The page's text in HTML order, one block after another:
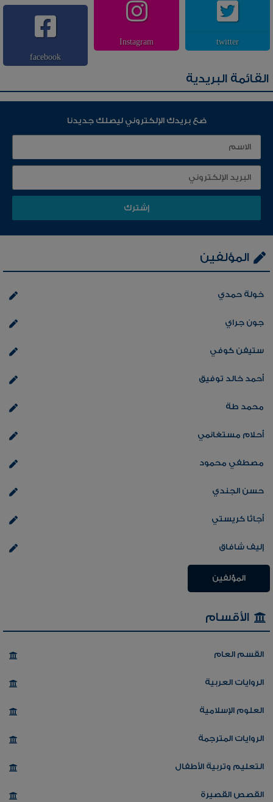
twitter
Instagram
facebook
القائمة البريدية
ضع بريدك الإلكتروني ليصلك جديدنا
المؤلفين
خولة حمدي
جون جراي
ستيفن كوفي
أحمد خالد توفيق
محمد طة
أحلام مستغانمي
مصطفي محمود
حسن الجندي
أجاثا كريستي
إليف شافاق
المؤلفين
الأقسام
القسم العام
الروايات العربية
العلوم الإسلامية
الروايات المترجمة
التعليم وتربية الأطفال
القصص القصيرة